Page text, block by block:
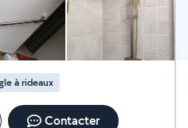
à rideaux
Contacter